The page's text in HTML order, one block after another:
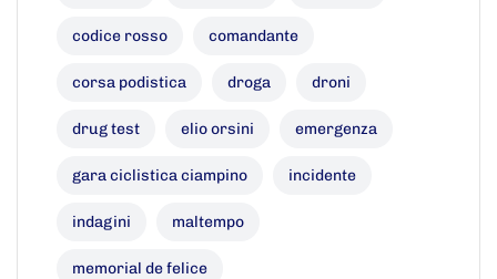
codice rosso comandante
corsa podistica droga droni
drug test elio orsini emergenza
gara ciclistica ciampino incidente
indagini maltempo
memorial de felice